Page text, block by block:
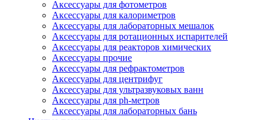
Аксессуары для фотометров
Аксессуары для калориметров
Аксессуары для лабораторных мешалок
Аксессуары для ротационных испарителей
Аксессуары для реакторов химических
Аксессуары прочие
Аксессуары для рефрактометров
Аксессуары для центрифуг
Аксессуары для ультразвуковых ванн
Аксессуары для ph-метров
Аксессуары для лабораторных бань